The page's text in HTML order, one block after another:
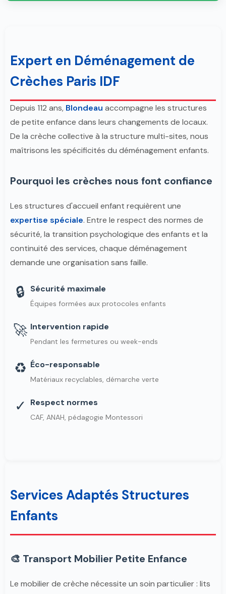
Expert en Déménagement de
Crèches Paris IDF
Depuis 112 ans, Blondeau accompagne les structures
de petite enfance dans leurs changements de locaux.
De la crèche collective à la structure multi-sites, nous
maîtrisons les spécificités du déménagement enfants.
Pourquoi les crèches nous font confiance
Les structures d'accueil enfant requièrent une
expertise spéciale. Entre le respect des normes de
sécurité, la transition psychologique des enfants et la
continuité des services, chaque déménagement
demande une organisation sans faille.
🔒 Sécurité maximale
Équipes formées aux protocoles enfants
🚀 Intervention rapide
Pendant les fermetures ou week-ends
♻️ Éco-responsable
Matériaux recyclables, démarche verte
✓ Respect normes
CAF, ANAH, pédagogie Montessori
Services Adaptés Structures
Enfants
🎨 Transport Mobilier Petite Enfance
Le mobilier de crèche nécessite un soin particulier : lits